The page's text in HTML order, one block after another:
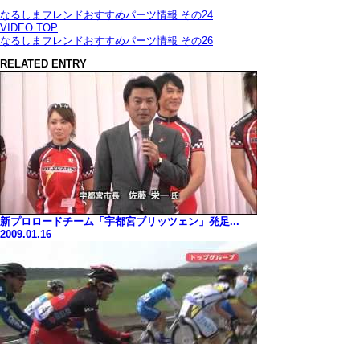
なるしまフレンドおすすめパーツ情報 その24
VIDEO TOP
なるしまフレンドおすすめパーツ情報 その26
RELATED ENTRY
新プロロードチーム「宇都宮ブリッツェン」発足...
2009.01.16